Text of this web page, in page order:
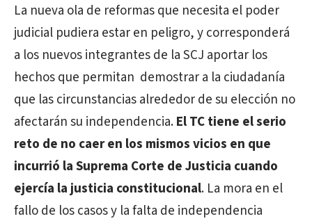
La nueva ola de reformas que necesita el poder
judicial pudiera estar en peligro, y corresponderá
a los nuevos integrantes de la SCJ aportar los
hechos que permitan demostrar a la ciudadanía
que las circunstancias alrededor de su elección no
afectarán su independencia.El TC tiene el serio
reto de no caer en los mismos vicios en que
incurrió la Suprema Corte de Justicia cuando
ejercía la justicia constitucional. La mora en el
fallo de los casos y la falta de independencia